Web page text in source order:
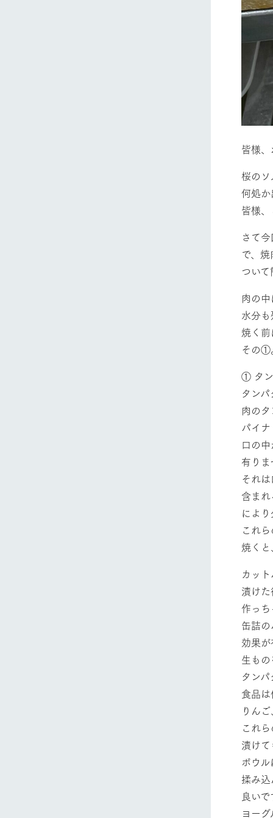
ホーム
Ark館ヶ
わたしたち
1Pでわか
農業の未
企業情報
50周年ヒ
皆様
桜の
何処
皆様
さて
で、
つい
肉の
水分
焼く
その①
① タン
タン
肉の
パイ
口の
有り
それ
含ま
によ
これ
焼く
カッ
漬け
作っ
缶詰
効果
生も
タン
食品
りん
これ
漬け
ボウ
揉み
良い
ヨー